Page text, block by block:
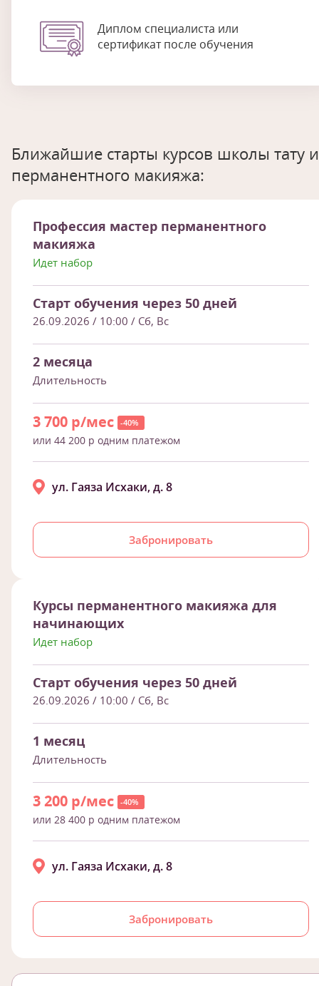
Диплом специалиста или
сертификат после обучения
Ближайшие старты курсов школы тату и
перманентного макияжа:
Профессия мастер перманентного
макияжа
Идет набор
Старт обучения через 50 дней
26.09.2026 / 10:00 / Сб, Вс
2 месяца
Длительность
3 700 р/мес -40%
или 44 200 р одним платежом
Забронировать
ул. Гаяза Исхаки, д. 8
Курсы перманентного макияжа для
начинающих
Идет набор
Старт обучения через 50 дней
26.09.2026 / 10:00 / Сб, Вс
1 месяц
Длительность
3 200 р/мес -40%
или 28 400 р одним платежом
Забронировать
ул. Гаяза Исхаки, д. 8